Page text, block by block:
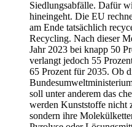
Siedlungsabfälle. Dafür
hineingeht. Die EU
am Ende tatsächlich
Recycling. Nach dieser
Jahr 2023 bei knapp 50
verlangt jedoch 55
65 Prozent für 2035. Ob
soll unter anderem das
werden Kunststoffe nicht
sondern ihre